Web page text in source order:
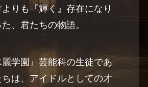
りも『輝く』存在になり
、君たちの物語。
学園』芸能科の生徒であ
ちは、アイドルとしての才